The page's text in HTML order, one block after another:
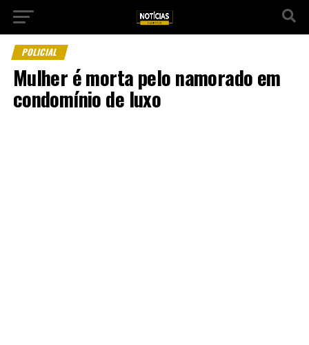
POLICIAL
Mulher é morta pelo namorado em
condomínio de luxo